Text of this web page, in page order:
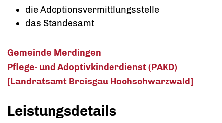
die Adoptionsvermittlungsstelle
das Standesamt
Gemeinde Merdingen
Pflege- und Adoptivkinderdienst (PAKD)
[Landratsamt Breisgau-Hochschwarzwald]
Leistungsdetails